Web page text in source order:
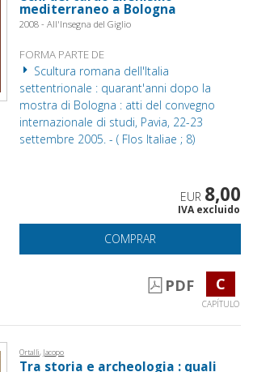
mediterraneo a Bologna
2008 - All'Insegna del Giglio
FORMA PARTE DE
Scultura romana dell'Italia
settentrionale : quarant'anni dopo la
mostra di Bologna : atti del convegno
internazionale di studi, Pavia, 22-23
settembre 2005. - ( Flos Italiae ; 8)
EUR 8,00
IVA excluido
COMPRAR
PDF C
CAPÍTULO
Ortalli, Jacopo
Tra storia e archeologia : quali